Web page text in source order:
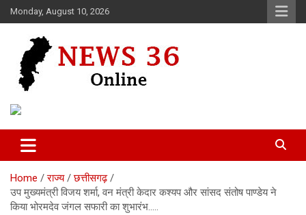
Skip
to
Monday, August 10, 2026
News 36
Home राज्य
छत्तीसगढ़
उप मुख्यमंत्री विजय शर्मा, वन मंत्री केदार कश्यप और सांसद संतोष पाण्डेय ने
किया भोरमदेव जंगल सफारी का शुभारंभ…..